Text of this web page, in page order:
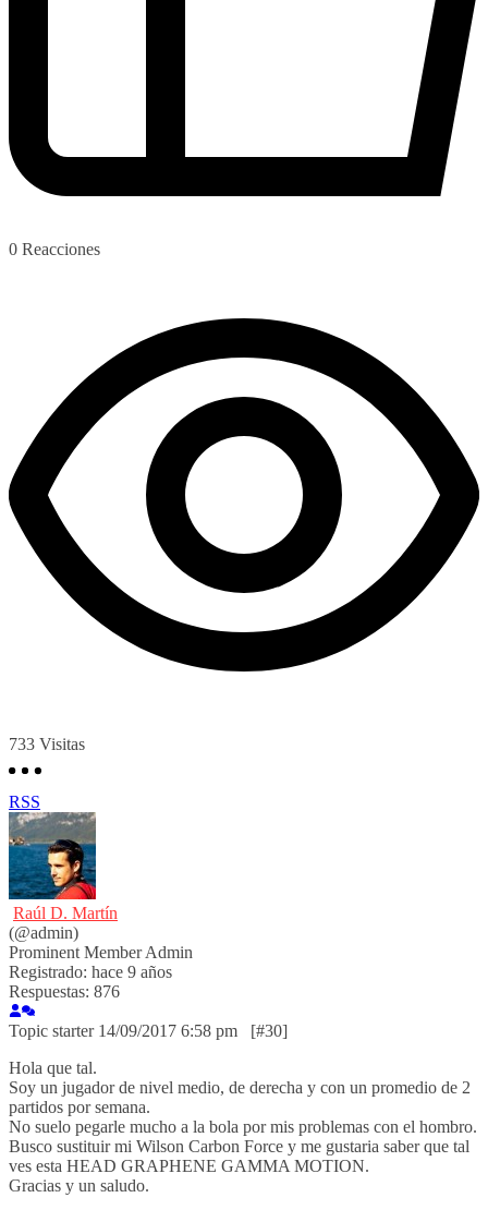
0 Reacciones
733 Visitas
RSS
Raúl D. Martín
(@admin)
Prominent Member Admin
Registrado: hace 9 años
Respuestas: 876
Topic starter 14/09/2017 6:58 pm
[#30]
Hola que tal.
Soy un jugador de nivel medio, de derecha y con un promedio de 2
partidos por semana.
No suelo pegarle mucho a la bola por mis problemas con el hombro.
Busco sustituir mi Wilson Carbon Force y me gustaria saber que tal
ves esta HEAD GRAPHENE GAMMA MOTION.
Gracias y un saludo.